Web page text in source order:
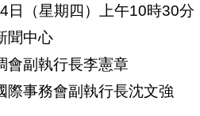
日（星期四）上午10時30分
聞中心
會副執行長李憲章
際事務會副執行長沈文強